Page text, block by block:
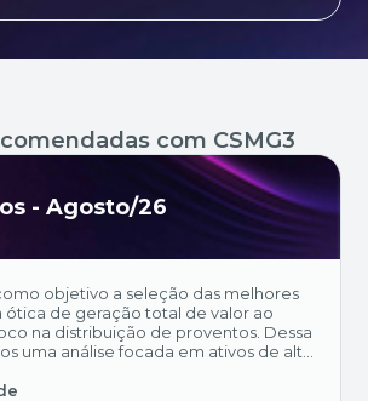
com CSMG3
- Agosto/26
objetivo a seleção das melhores
ótica de geração total de valor ao
na distribuição de proventos. Dessa
uma análise focada em ativos de alta
A seleção dos ativos é feita de forma